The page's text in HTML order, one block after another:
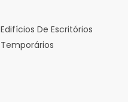
Edifícios De Escritórios
Temporários